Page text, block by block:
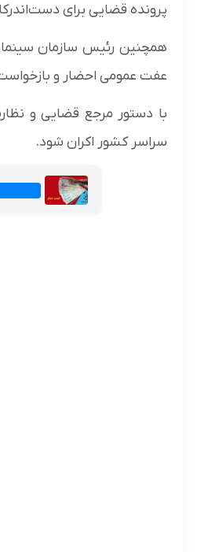
پرونده قضایی برای
همچنین رئیس سازمان
عفت عمومی احضار و
با دستور مرجع قضایی و
سراسر کشور اکران شود.